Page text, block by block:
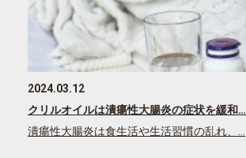
2024.03.12
クリルオイルは潰瘍性大腸炎の症状を緩和…
潰瘍性大腸炎は食生活や生活習慣の乱れ、…